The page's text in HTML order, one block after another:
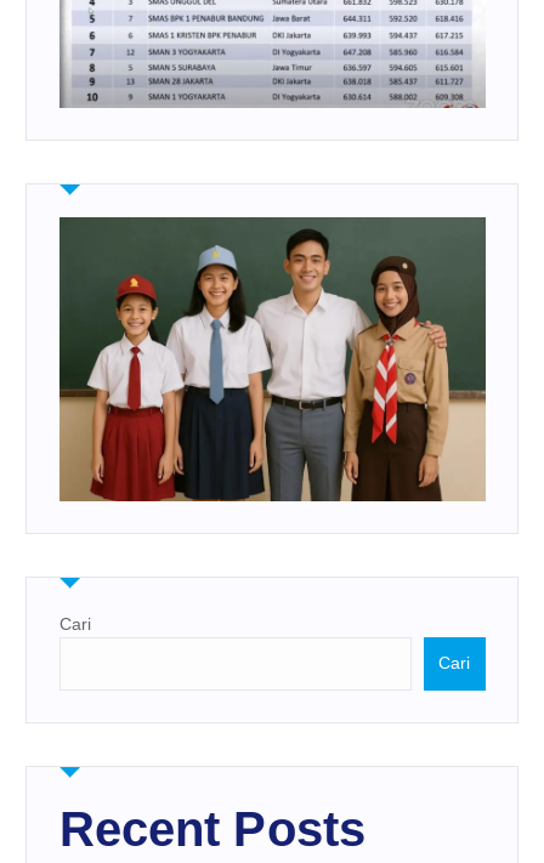
Cari
Cari
Recent Posts